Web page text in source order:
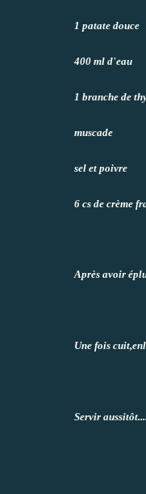
1 patate douce
400 ml d'eau
1 branche de
muscade
sel et poivre
6 cs de crème
Après avoir
Une fois
Servir